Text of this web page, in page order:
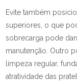
Evite também
superiores, o que
sobrecarga pode
manutenção. Outro
limpeza regular,
atratividade das